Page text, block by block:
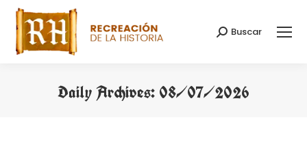
Search:
Buscar
Daily Archives: 08/07/2026